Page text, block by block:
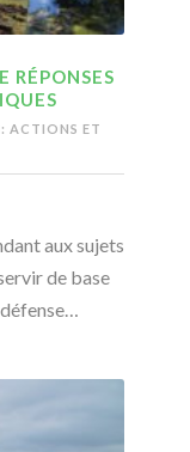
RÉPONSES
ACTIONS ET
aux sujets
de base